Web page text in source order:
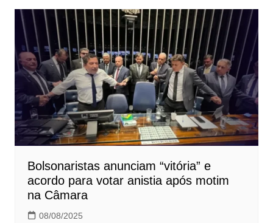
Bolsonaristas anunciam “vitória” e
acordo para votar anistia após motim
na Câmara
08/08/2025